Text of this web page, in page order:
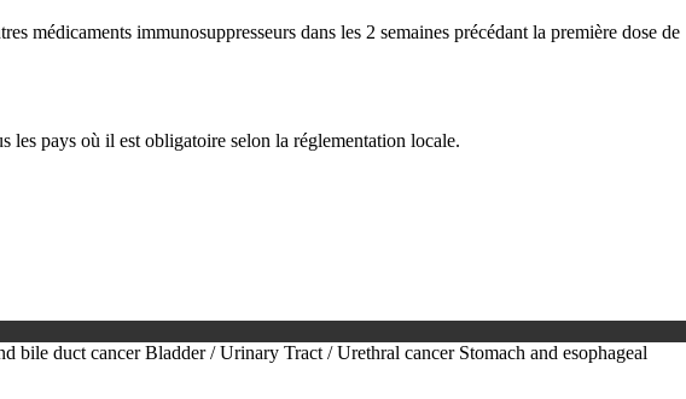
médicaments immunosuppresseurs dans les 2 semaines précédant la première dose de
pays où il est obligatoire selon la réglementation locale.
bile duct cancerBladder / Urinary Tract / Urethral cancer Stomach and esophageal